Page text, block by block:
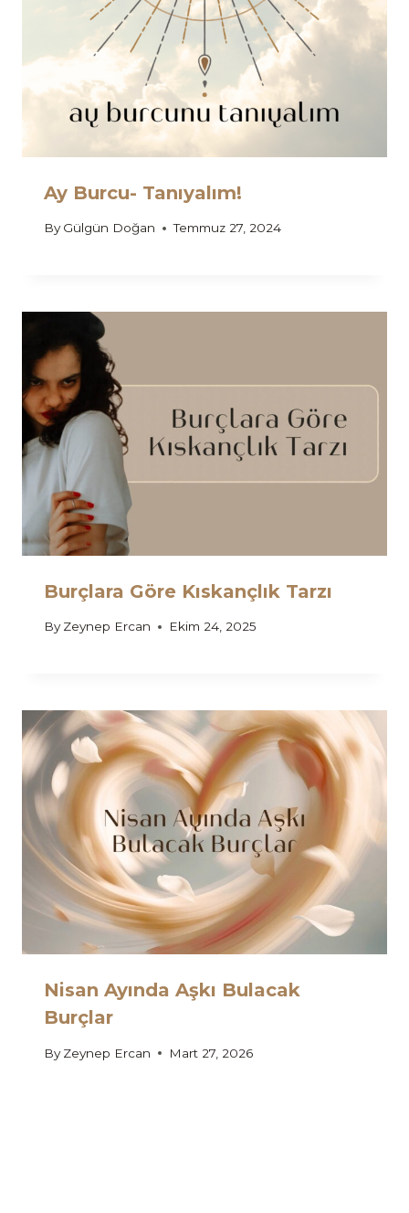
Ay Burcu- Tanıyalım!
By Gülgün Doğan Temmuz 27, 2024
Burçlara Göre Kıskançlık Tarzı
By Zeynep Ercan Ekim 24, 2025
Nisan Ayında Aşkı Bulacak
Burçlar
By Zeynep Ercan Mart 27, 2026